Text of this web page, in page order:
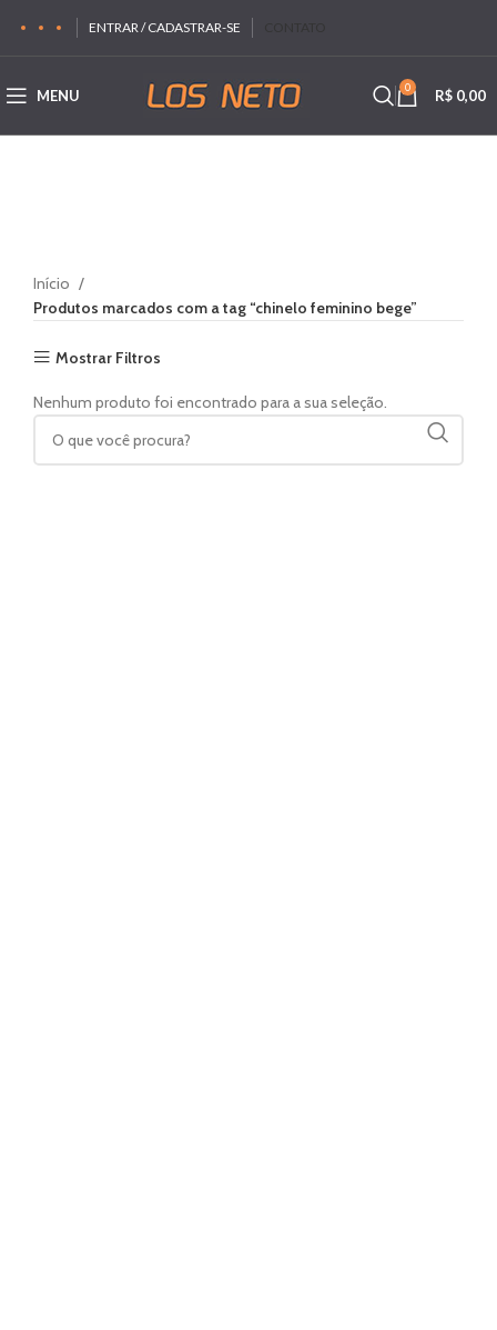
ENTRAR / CADASTRAR-SE
MENU 0 R$ 0,00
Início
Produtos marcados com a tag “chinelo feminino bege”
Mostrar Filtros
Nenhum produto foi encontrado para a sua seleção.